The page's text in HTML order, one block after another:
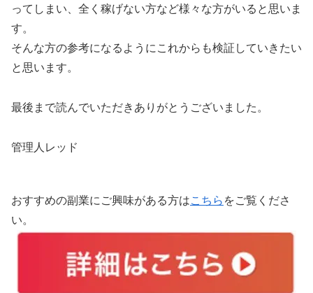
ってしまい、全く稼げない方など様々な方がいると思いま
す。
そんな方の参考になるようにこれからも検証していきたい
と思います。
最後まで読んでいただきありがとうございました。
管理人レッド
おすすめの副業にご興味がある方はこちら をご覧くださ
い。